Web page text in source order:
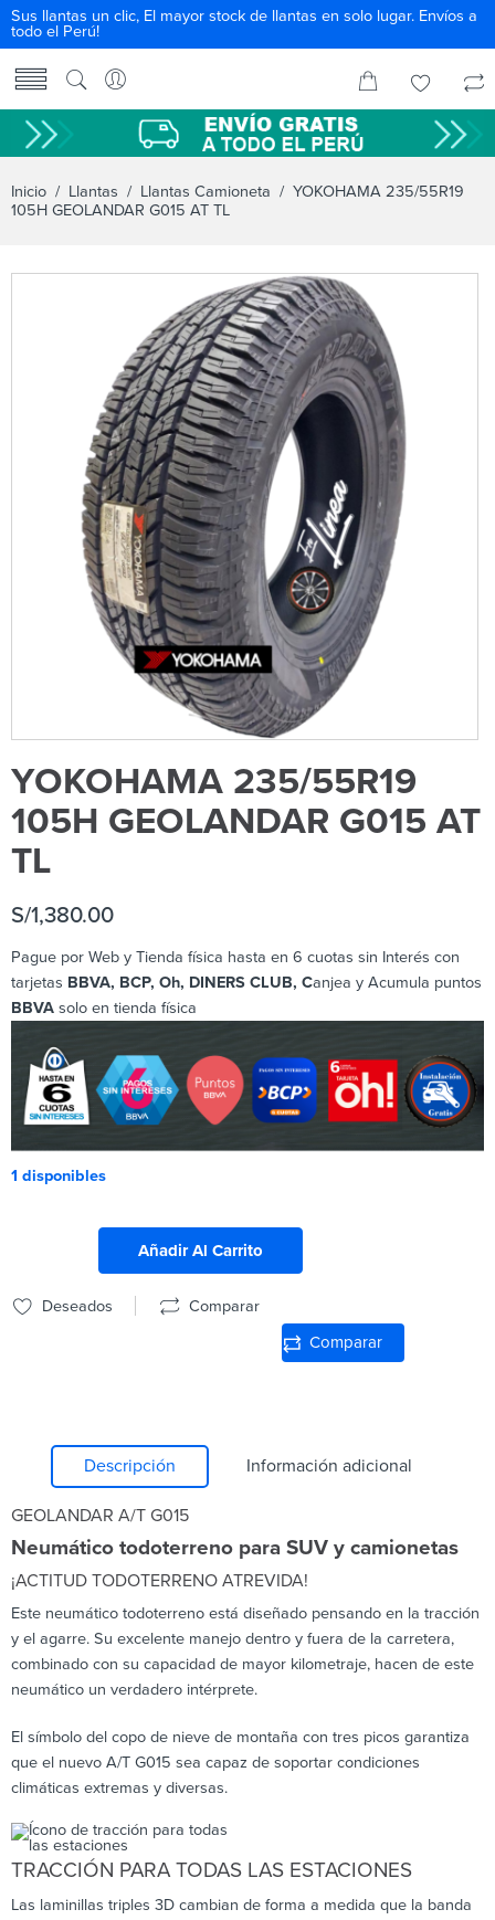
Sus llantas un clic, El mayor stock de llantas en solo lugar. Envíos a
todo el Perú!
Inicio / Llantas / Llantas Camioneta / YOKOHAMA 235/55R19
105H GEOLANDAR G015 AT TL
YOKOHAMA 235/55R19
105H GEOLANDAR G015 AT
TL
S/1,380.00
Pague por Web y Tienda física hasta en 6 cuotas sin Interés con
tarjetas BBVA, BCP, Oh, DINERS CLUB, Canjea y Acumula puntos
BBVA solo en tienda física
1 disponibles
Añadir Al Carrito
Deseados Comparar
Comparar
Descripción Información adicional
GEOLANDAR A/T G015
Neumático todoterreno para SUV y camionetas
¡ACTITUD TODOTERRENO ATREVIDA!
Este neumático todoterreno está diseñado pensando en la tracción
y el agarre. Su excelente manejo dentro y fuera de la carretera,
combinado con su capacidad de mayor kilometraje, hacen de este
neumático un verdadero intérprete.
El símbolo del copo de nieve de montaña con tres picos garantiza
que el nuevo A/T G015 sea capaz de soportar condiciones
climáticas extremas y diversas.
TRACCIÓN PARA TODAS LAS ESTACIONES
Las laminillas triples 3D cambian de forma a medida que la banda